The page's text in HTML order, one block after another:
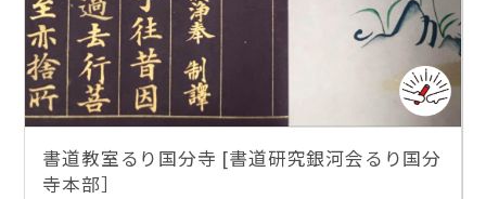
書道教室るり国分寺 [書道研究銀河会るり国分
寺本部］